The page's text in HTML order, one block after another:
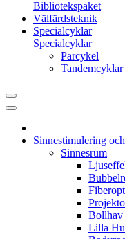
Bibliotekspaket
Välfärdsteknik
Specialcyklar
Specialcyklar
Parcykel
Tandemcyklar
Sinnestimulering
Sinnesrum
Bollhav
Lilla